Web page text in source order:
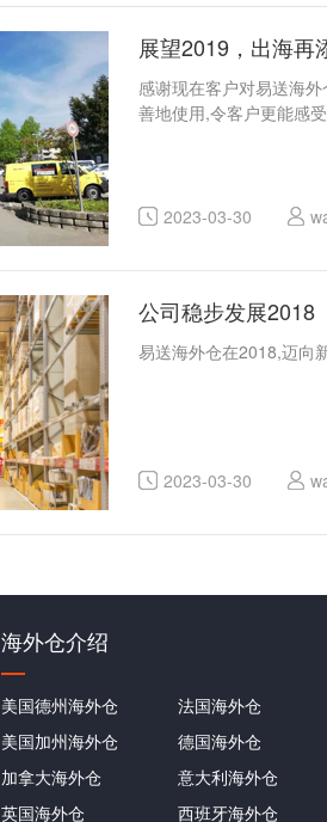
展望2019，出海再
感谢现在客户对易送海
善地使用,令客户更能感
2023-03-30
公司稳步发展2018
易送海外仓在2018,迈向
2023-03-30
海外仓介绍
美国德州海外仓
美国加州海外仓
加拿大海外仓
英国海外仓
法国海外仓
德国海外仓
意大利海外仓
西班牙海外仓